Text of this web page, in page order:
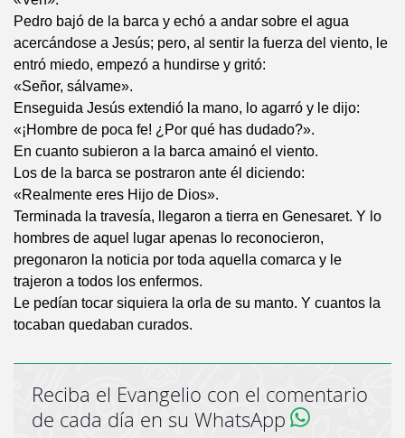
Pedro bajó de la barca y echó a andar sobre el agua
acercándose a Jesús; pero, al sentir la fuerza del viento, le
entró miedo, empezó a hundirse y gritó:
«Señor, sálvame».
Enseguida Jesús extendió la mano, lo agarró y le dijo:
«¡Hombre de poca fe! ¿Por qué has dudado?».
En cuanto subieron a la barca amainó el viento.
Los de la barca se postraron ante él diciendo:
«Realmente eres Hijo de Dios».
Terminada la travesía, llegaron a tierra en Genesaret. Y lo
hombres de aquel lugar apenas lo reconocieron,
pregonaron la noticia por toda aquella comarca y le
trajeron a todos los enfermos.
Le pedían tocar siquiera la orla de su manto. Y cuantos la
tocaban quedaban curados.
Reciba el Evangelio con el comentario
de cada día en su WhatsApp